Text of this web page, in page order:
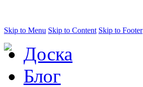
Skip to Menu Skip to Content Skip to Footer
Доска
Блог